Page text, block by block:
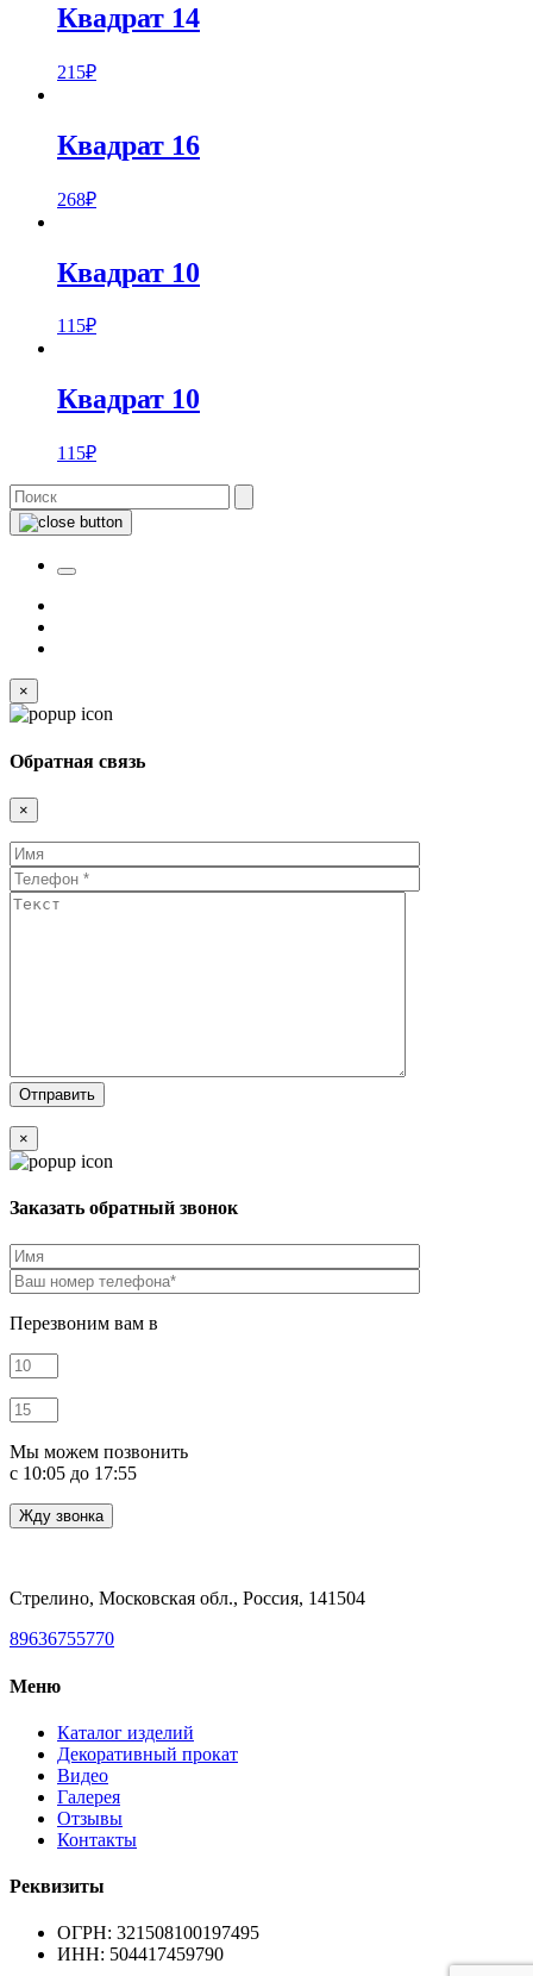
Квадрат 14
215₽
Квадрат 16
268₽
Квадрат 10
115₽
Квадрат 10
115₽
×
Обратная связь
×
×
Заказать обратный звонок
Перезвоним вам в
Мы можем позвонить
c 10:05 до 17:55
Стрелино, Московская обл., Россия, 141504
89636755770
Меню
Каталог изделий
Декоративный прокат
Видео
Галерея
Отзывы
Контакты
Реквизиты
ОГРН: 321508100197495
ИНН: 504417459790